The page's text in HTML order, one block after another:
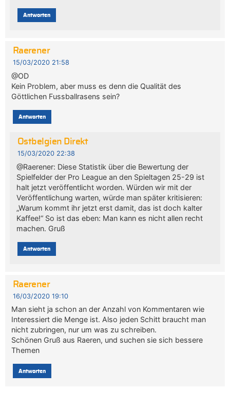
Antworten
Raerener
15/03/2020 21:58
@OD
Kein Problem, aber muss es denn die Qualität des
Göttlichen Fussballrasens sein?
Antworten
Ostbelgien Direkt
15/03/2020 22:38
@Raerener: Diese Statistik über die Bewertung der
Spielfelder der Pro League an den Spieltagen 25-29 ist
halt jetzt veröffentlicht worden. Würden wir mit der
Veröffentlichung warten, würde man später kritisieren:
„Warum kommt ihr jetzt erst damit, das ist doch kalter
Kaffee!“ So ist das eben: Man kann es nicht allen recht
machen. Gruß
Antworten
Raerener
16/03/2020 19:10
Man sieht ja schon an der Anzahl von Kommentaren wie
Interessiert die Menge ist. Also jeden Schitt braucht man
nicht zubringen, nur um was zu schreiben.
Schönen Gruß aus Raeren, und suchen sie sich bessere
Themen
Antworten